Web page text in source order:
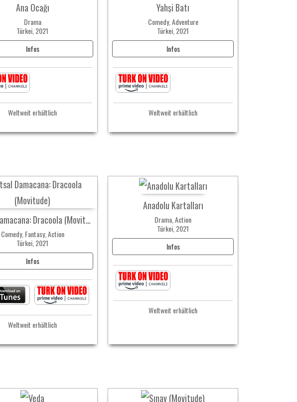
Ana Ocağı
Drama
Türkei, 2021
Infos
Weltweit erhältlich
Yahşi Batı
Comedy, Adventure
Türkei, 2021
Infos
Weltweit erhältlich
Kutsal Damacana: Dracoola (Movitude)
Comedy, Fantasy, Action
Türkei, 2021
Infos
Weltweit erhältlich
Anadolu Kartalları
Drama, Action
Türkei, 2021
Infos
Weltweit erhältlich